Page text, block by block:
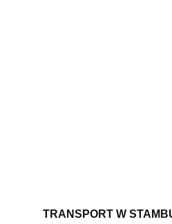
TRANSPORT W